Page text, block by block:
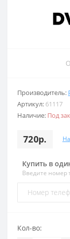
Производитель:
Артикул: 61117
Наличие: Под
720р.
Купить в
Введите номер
Кол-во: